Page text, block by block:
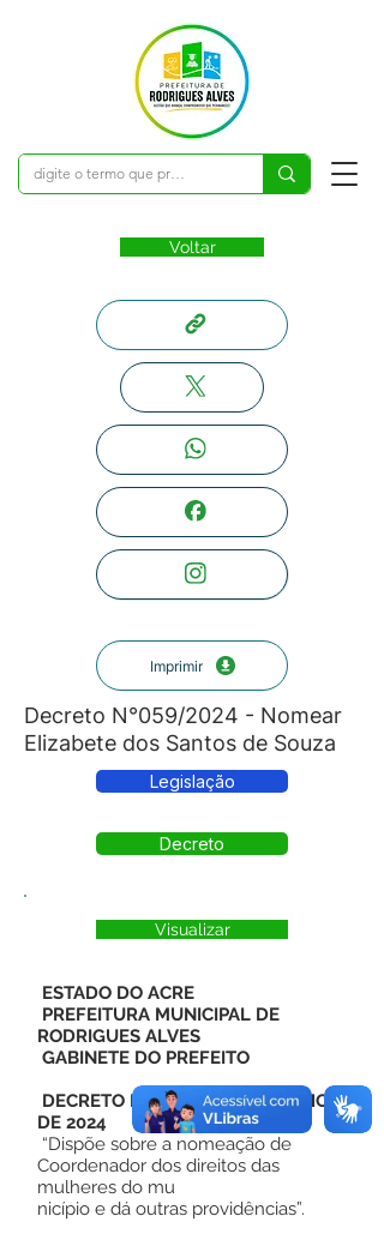
Voltar
Imprimir
Decreto N°059/2024 - Nomear
Elizabete dos Santos de Souza
Legislação
Decreto
Visualizar
ESTADO DO ACRE
PREFEITURA MUNICIPAL DE
RODRIGUES ALVES
GABINETE DO PREFEITO
DECRETO Nº 59, DE 03 DE JUNHO
DE 2024
“Dispõe sobre a nomeação de
Coordenador dos direitos das
mulheres do mu
nicípio e dá outras providências”.